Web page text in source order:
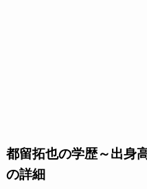
都留拓也の学歴～出身
の詳細